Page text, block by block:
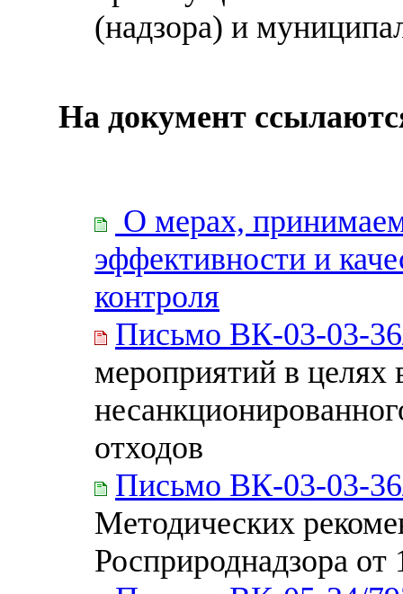
(надзора) и
На документ
О мерах,
эффективности и
контроля
Письмо ВК-03-03-
мероприятий в целях
отходов
Письмо ВК-03-03-
Методических
Росприроднадзора